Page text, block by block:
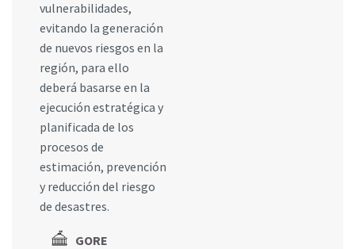
vulnerabilidades,
evitando la generación
de nuevos riesgos en la
región, para ello
deberá basarse en la
ejecución estratégica y
planificada de los
procesos de
estimación, prevención
y reducción del riesgo
de desastres.
GORE